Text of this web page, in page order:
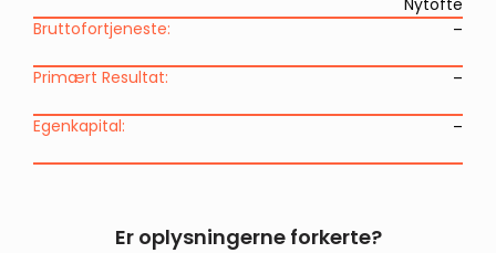
Nytofte
Bruttofortjeneste:
–
Primært Resultat: –
Egenkapital: –
Er oplysningerne forkerte?